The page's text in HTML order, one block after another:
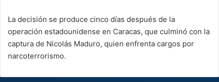
La decisión se produce cinco días después de la
operación estadounidense en Caracas, que culminó con la
captura de Nicolás Maduro, quien enfrenta cargos por
narcoterrorismo.